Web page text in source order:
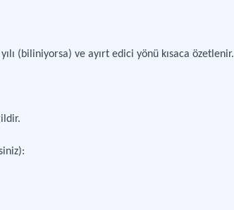
(biliniyorsa) ve ayırt edici yönü kısaca özetlenir.